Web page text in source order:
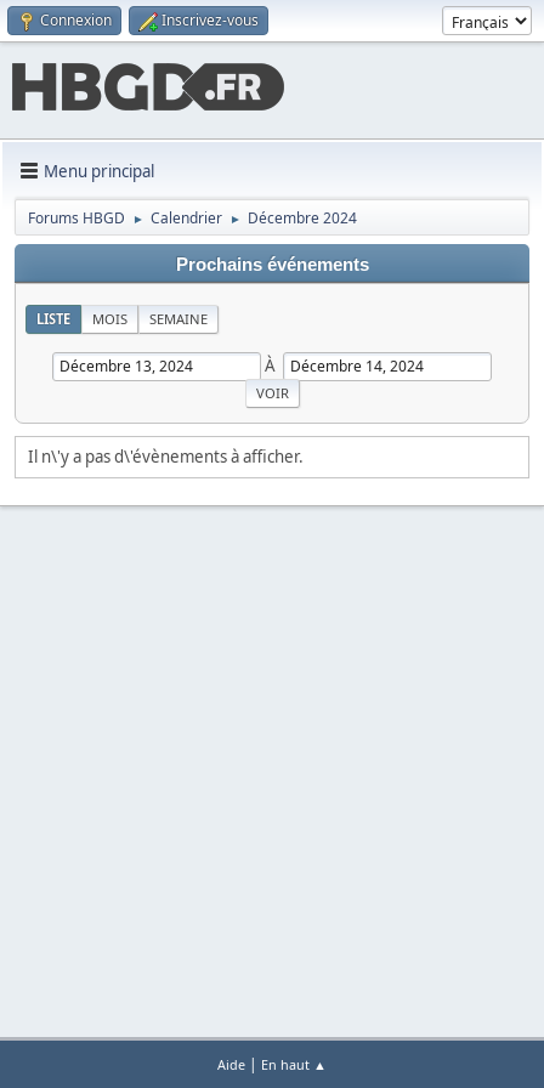
Connexion Inscrivez-vous
Menu principal
Forums HBGD ► Calendrier ► Décembre 2024
Prochains événements
LISTE MOIS SEMAINE
À
Il n\'y a pas d\'évènements à afficher.
Aide | En haut ▲